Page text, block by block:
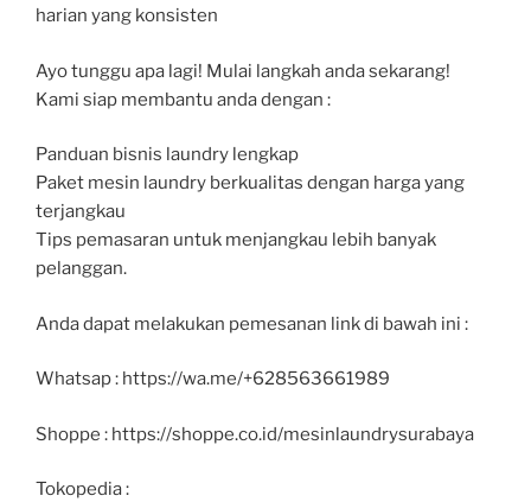
harian yang konsisten
Ayo tunggu apa lagi! Mulai langkah anda sekarang!
Kami siap membantu anda dengan :
Panduan bisnis laundry lengkap
Paket mesin laundry berkualitas dengan harga yang
terjangkau
Tips pemasaran untuk menjangkau lebih banyak
pelanggan.
Anda dapat melakukan pemesanan link di bawah ini :
Whatsap : https://wa.me/+628563661989
Shoppe : https://shoppe.co.id/mesinlaundrysurabaya
Tokopedia :